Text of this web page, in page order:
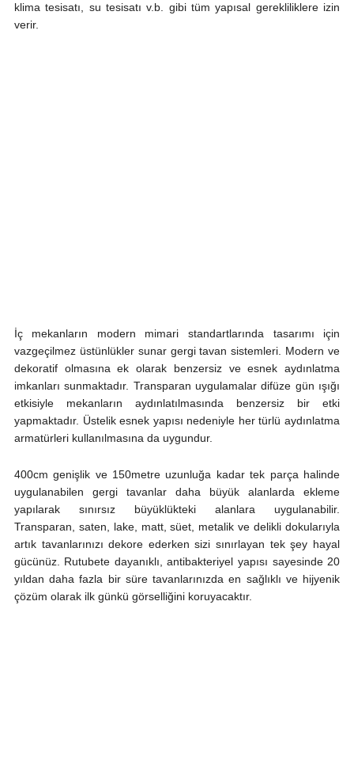
klima tesisatı, su tesisatı v.b. gibi tüm yapısal gerekliliklere izin
verir.
İç mekanların modern mimari standartlarında tasarımı için
vazgeçilmez üstünlükler sunar gergi tavan sistemleri. Modern ve
dekoratif olmasına ek olarak benzersiz ve esnek aydınlatma
imkanları sunmaktadır. Transparan uygulamalar difüze gün ışığı
etkisiyle mekanların aydınlatılmasında benzersiz bir etki
yapmaktadır. Üstelik esnek yapısı nedeniyle her türlü aydınlatma
armatürleri kullanılmasına da uygundur.
400cm genişlik ve 150metre uzunluğa kadar tek parça halinde
uygulanabilen gergi tavanlar daha büyük alanlarda ekleme
yapılarak sınırsız büyüklükteki alanlara uygulanabilir.
Transparan, saten, lake, matt, süet, metalik ve delikli dokularıyla
artık tavanlarınızı dekore ederken sizi sınırlayan tek şey hayal
gücünüz. Rutubete dayanıklı, antibakteriyel yapısı sayesinde 20
yıldan daha fazla bir süre tavanlarınızda en sağlıklı ve hijyenik
çözüm olarak ilk günkü görselliğini koruyacaktır.